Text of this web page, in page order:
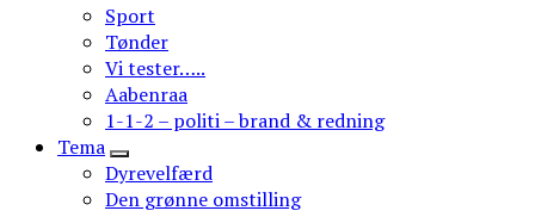
Sport
Tønder
Vi tester…..
Aabenraa
1-1-2 – politi – brand & redning
Tema
Dyrevelfærd
Den grønne omstilling